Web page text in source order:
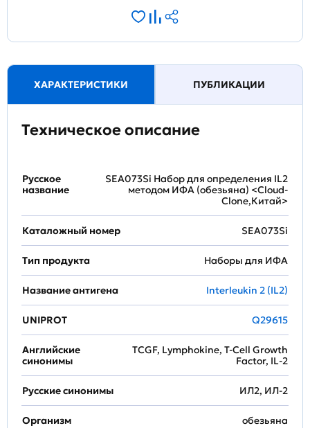
ХАРАКТЕРИСТИКИ ПУБЛИКАЦИИ
Техническое описание
Русское
название
SEA073Si Набор для определения IL2
методом ИФА (обезьяна) <Cloud-
Clone,Китай>
Каталожный номер SEA073Si
Тип продукта Наборы для ИФА
Название антигена Interleukin 2 (IL2)
UNIPROT Q29615
Английские
синонимы
TCGF, Lymphokine, T-Cell Growth
Factor, IL-2
Русские синонимы ИЛ2, ИЛ-2
Организм обезьяна